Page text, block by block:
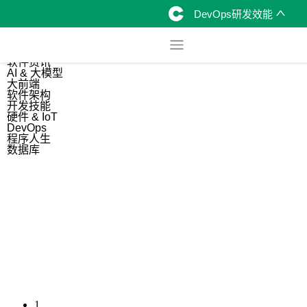
DevOps研发效能
软件资讯
AI & 大模型
大前端
软件架构
开发技能
硬件 & IoT
DevOps
程序人生
数据库
1